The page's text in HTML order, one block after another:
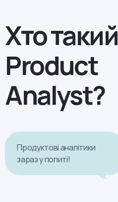
Хто такий
Product
Analyst?
Продуктові аналітики
зараз у попиті!